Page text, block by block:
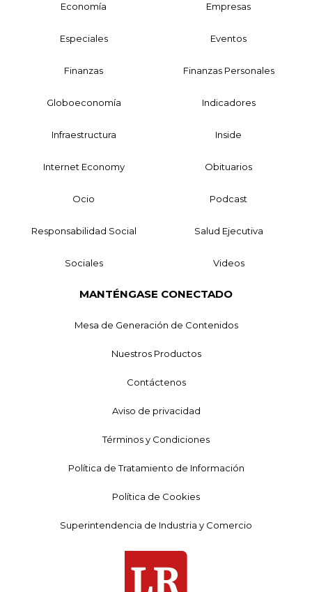
Economía Empresas
Especiales Eventos
Finanzas Finanzas Personales
Globoeconomía Indicadores
Infraestructura Inside
Internet Economy Obituarios
Ocio Podcast
Responsabilidad Social Salud Ejecutiva
Sociales Videos
MANTÉNGASE CONECTADO
Mesa de Generación de Contenidos
Nuestros Productos
Contáctenos
Aviso de privacidad
Términos y Condiciones
Política de Tratamiento de Información
Política de Cookies
Superintendencia de Industria y Comercio